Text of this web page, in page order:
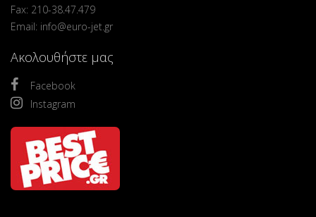
Fax: 210-38.47.479
Email: info@euro-jet.gr
Ακολουθήστε μας
Facebook
Instagram